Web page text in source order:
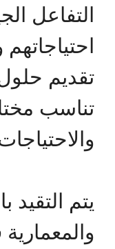
التفاعل
احتياجاتهم
تقديم
تناسب
يتم التقيد